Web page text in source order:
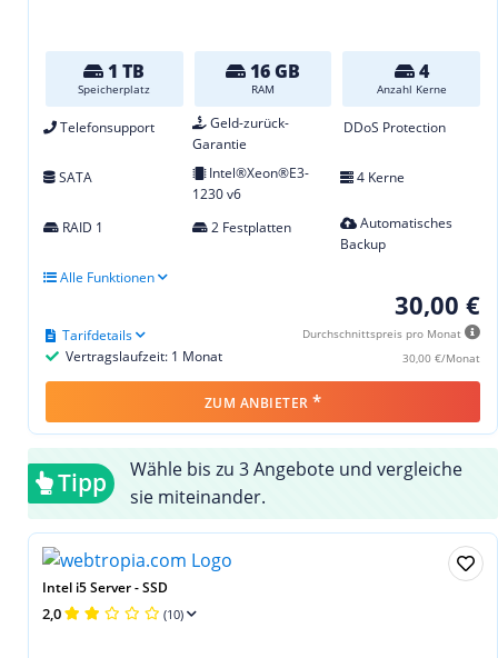
1 TB
Speicherplatz
16 GB
RAM
4
Anzahl Kerne
Telefonsupport
Geld-zurück-
Garantie
DDoS Protection
SATA
Intel®Xeon®E3-
1230 v6
4 Kerne
RAID 1 2 Festplatten
Automatisches
Backup
Alle Funktionen
30,00 €
Durchschnittspreis pro Monat
30,00 €/Monat
Vertragslaufzeit: 1 Monat
Tarifdetails
ZUM ANBIETER *
Tipp
Wähle bis zu 3 Angebote und vergleiche
sie miteinander.
Intel i5 Server - SSD
2,0 (10)